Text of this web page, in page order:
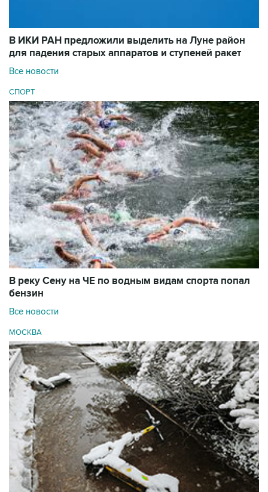
В ИКИ РАН предложили выделить на Луне район
для падения старых аппаратов и ступеней ракет
Все новости
СПОРТ
В реку Сену на ЧЕ по водным видам спорта попал
бензин
Все новости
МОСКВА